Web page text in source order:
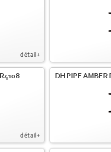
détail+
détail+
DH PIPE AMBER